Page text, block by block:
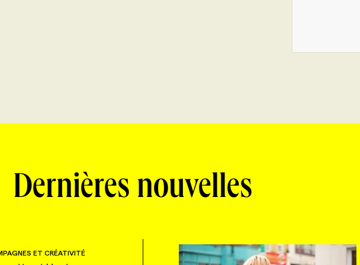
Dernières nouvelles
ET CRÉATIVITÉ